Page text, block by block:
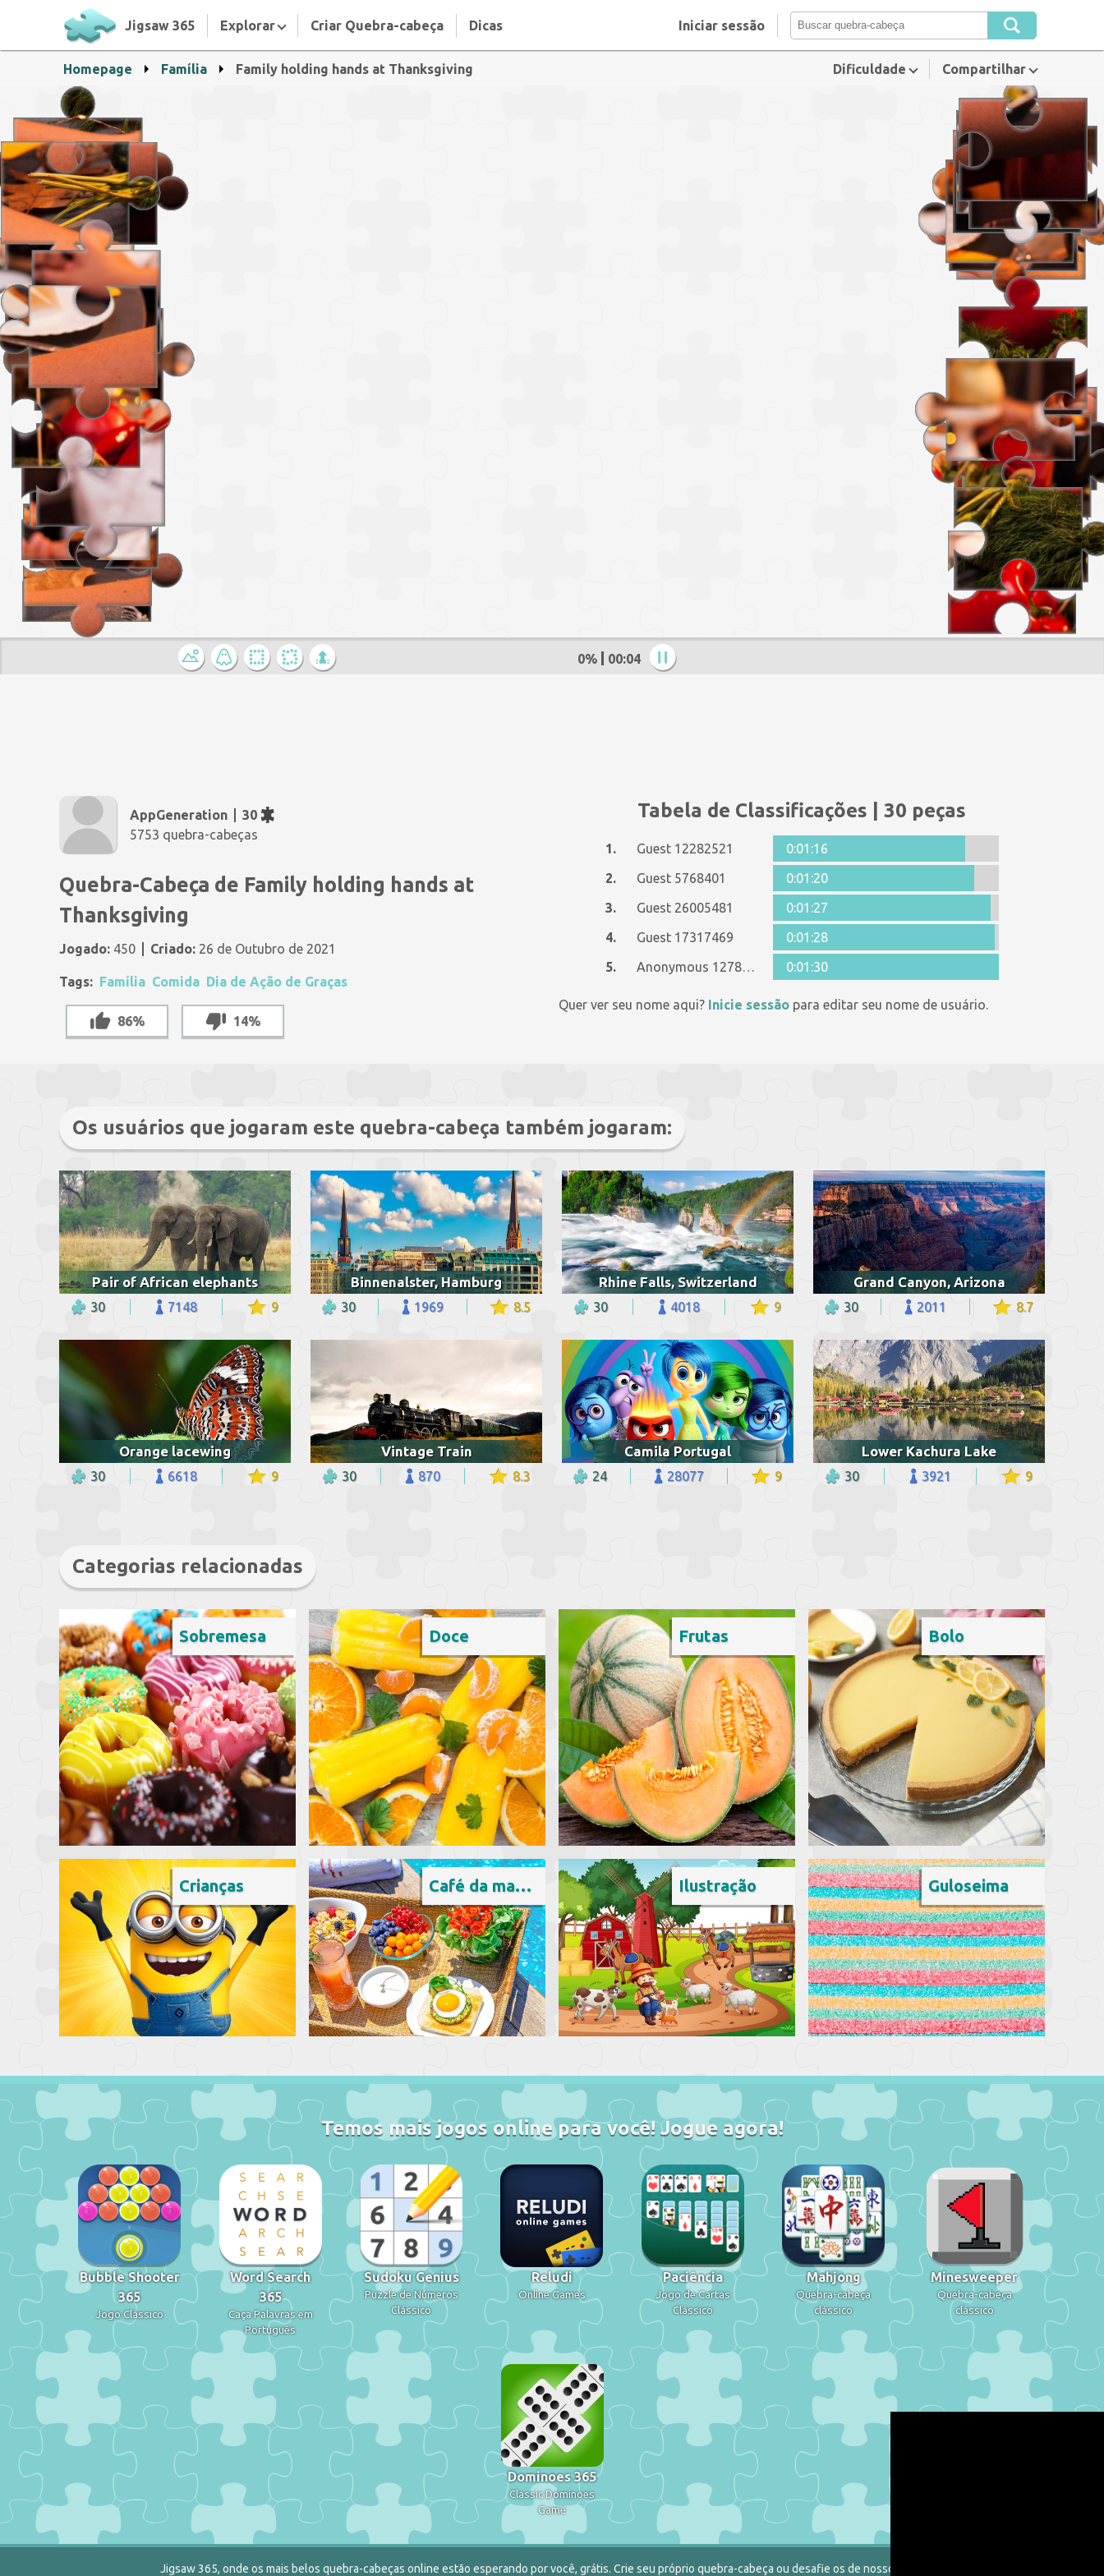
Jigsaw 365 Explorar Criar Quebra-cabeça Dicas Iniciar sessão
Homepage Família Family holding hands at Thanksgiving Dificuldade Compartilhar
0% 00:05
AppGeneration
30
5753 quebra-cabeças
Quebra-Cabeça de Family holding hands at
Thanksgiving
Jogado: 450 Criado: 26 de Outubro de 2021
Tags: Família Comida Dia de Ação de Graças
86% 14%
Tabela de Classificações | 30 peças
1. Guest 12282521
0:01:16
2.
Guest 5768401
0:01:20
3.
Guest 26005481
0:01:27
4.
Guest 17317469
0:01:28
5.
Anonymous 1278679 0:01:30
Quer ver seu nome aqui? Inicie sessão para editar seu nome de usuário.
Os usuários que jogaram este quebra-cabeça também jogaram:
Pair of African elephants
30 7148 9
Binnenalster, Hamburg
30 1969 8.5
Rhine Falls, Switzerland
30 4018 9
Grand Canyon, Arizona
30 2011 8.7
Orange lacewing
30 6618 9
Vintage Train
30 870 8.3
Camila Portugal
24 28077 9
Lower Kachura Lake
30 3921 9
Categorias relacionadas
Sobremesa Doce Frutas Bolo
Crianças Café da manhã Ilustração Guloseima
Temos mais jogos online para você! Jogue agora!
Bubble Shooter
365
Jogo Clássico
Word Search
365
Caça Palavras em
Português
Sudoku Genius
Puzzle de Números
Clássico
Reludi
Online Games
Paciência
Jogo de Cartas
Clássico
Mahjong
Quebra-cabeça
clássico
Minesweeper
Quebra-cabeça
clássico
Dominoes 365
Classic Dominoes
Game
Jigsaw 365, onde os mais belos quebra-cabeças online estão esperando por você, grátis. Crie seu próprio quebra-cabeça ou desafie os de nosso catálogo.